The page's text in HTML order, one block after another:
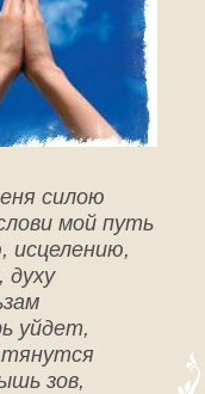
силою
мой путь
исцелению,
духу
уйдет,
зов,